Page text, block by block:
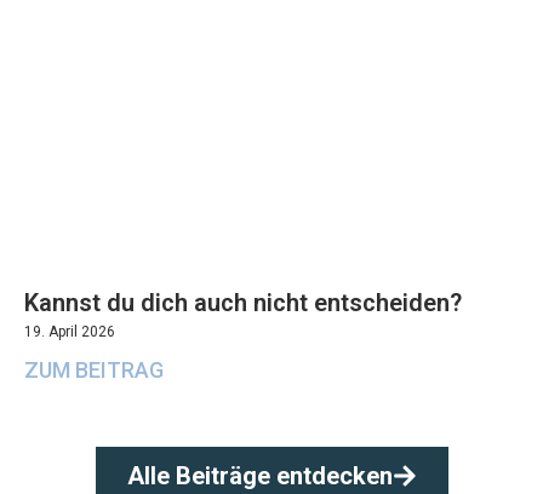
Kannst du dich auch nicht entscheiden?
19. April 2026
ZUM BEITRAG
Alle Beiträge entdecken